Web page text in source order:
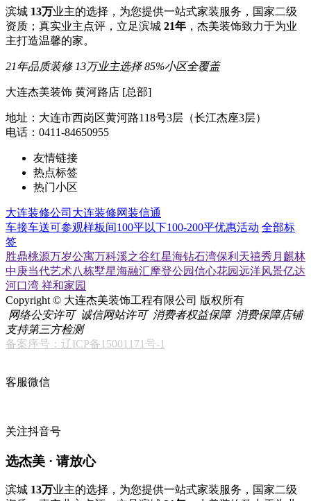
滨城 13万业主的选择，为您提供一站式家装服务，国家二级
资质；真实业主点评，立足滨城 21年 ，杰美装饰致力于为业
主打造温馨的家。
21年品质装修 13万业主选择 85%小区全覆盖
大连杰美装饰 黄河路店 [总部]
地址：大连市西岗区黄河路118号3层（长江杰座3层）
电话：0411-84650955
友情链接
热点标签
热门小区
大连装修公司 大连装修网装信通
车接车送可参观样板间100平以下100-200平优惠活动 全部标
签
胜鼎桃源万岁公寓万科溪之谷红星海钻石湾保利天禧秀月麒林
中庚当代艺术八栋墅星海融汇摩登公园信心花园远洋风景亿达
河口湾 祥和家园
Copyright © 大连杰美装饰工程有限公司 版权所有
网络公安许可 诚信网站许可 消费者权益保障 消费保障店铺
支持第三方检测
备案序号：辽ICP备15001171号-1
客服微信
关注抖音号
选杰美 · 请放心
滨城 13万业主的选择，为您提供一站式家装服务，国家二级